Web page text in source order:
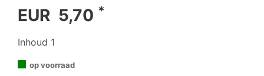
EUR 5,70 *
Inhoud 1
op voorraad